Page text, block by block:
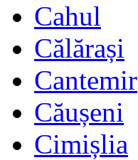
Cahul
Călărași
Cantemir
Căușeni
Cimișlia